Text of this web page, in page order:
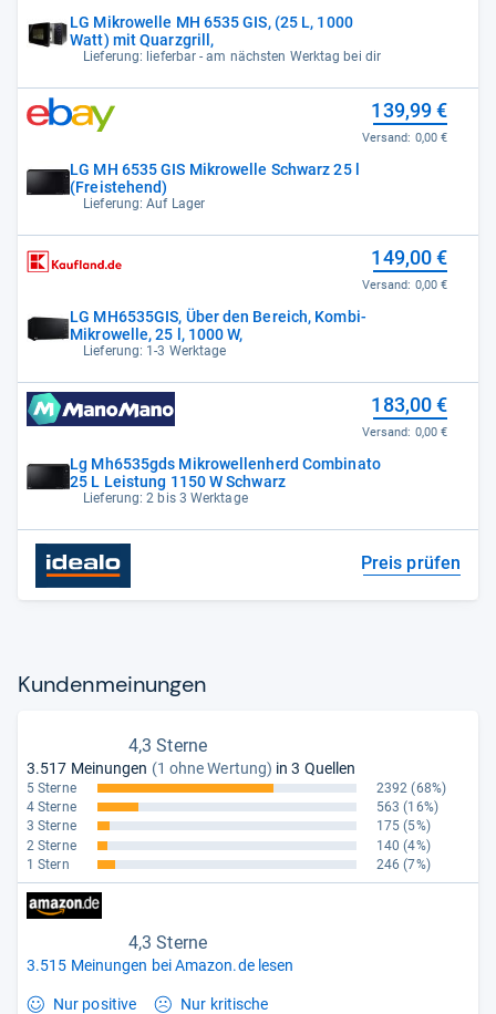
LG Mikrowelle MH 6535 GIS, (25 L, 1000
Watt) mit Quarzgrill,
Lieferung: lieferbar - am nächsten Werktag bei dir
LG MH 6535 GIS Mikrowelle Schwarz 25 l
(Freistehend)
Lieferung: Auf Lager
139,99 €
Versand: 0,00 €
LG MH6535GIS, Über den Bereich, Kombi-
Mikrowelle, 25 l, 1000 W,
Lieferung: 1-3 Werktage
149,00 €
Versand: 0,00 €
Lg Mh6535gds Mikrowellenherd Combinato
25 L Leistung 1150 W Schwarz
Lieferung: 2 bis 3 Werktage
183,00 €
Versand: 0,00 €
Preis prüfen
Kun­den­mei­nun­gen
4,3 Sterne
3.517 Meinungen (1 ohne Wertung) in 3 Quellen
5 Sterne 2392 (68%)
4 Sterne
563 (16%)
3 Sterne
175 (5%)
2 Sterne
140 (4%)
1 Stern
246 (7%)
4,3 Sterne
3.515 Meinungen bei Amazon.de lesen
Nur positive Nur kritische